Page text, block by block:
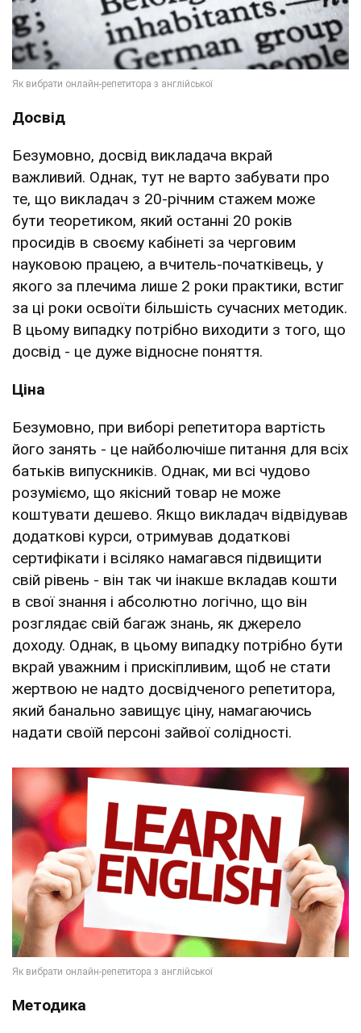
Досвід
Безумовно, досвід викладача вкрай
важливий. Однак, тут не варто забувати про
те, що викладач з 20-річним стажем може
бути теоретиком, який останні 20 років
просидів в своєму кабінеті за черговим
науковою працею, а вчитель-початківець, у
якого за плечима лише 2 роки практики, встиг
за ці роки освоїти більшість сучасних методик.
В цьому випадку потрібно виходити з того, що
досвід - це дуже відносне поняття.
Ціна
Безумовно, при виборі репетитора вартість
його занять - це найболючіше питання для всіх
батьків випускників. Однак, ми всі чудово
розуміємо, що якісний товар не може
коштувати дешево. Якщо викладач відвідував
додаткові курси, отримував додаткові
сертифікати і всіляко намагався підвищити
свій рівень - він так чи інакше вкладав кошти
в свої знання і абсолютно логічно, що він
розглядає свій багаж знань, як джерело
доходу. Однак, в цьому випадку потрібно бути
вкрай уважним і прискіпливим, щоб не стати
жертвою не надто досвідченого репетитора,
який банально завищує ціну, намагаючись
надати своїй персоні зайвої солідності.
Методика